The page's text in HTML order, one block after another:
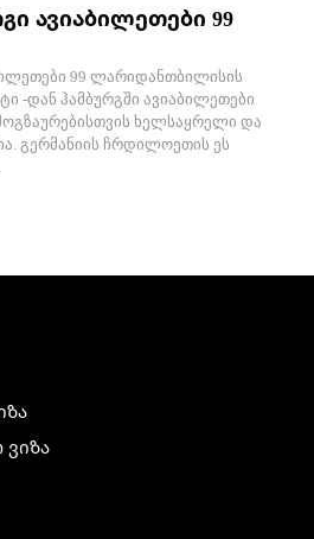
ავიაბილეთები 99
99 ლარიდანთბილისის
-დან ჰამბურგში ავიაბილეთები
ხელსაყრელი და
გერმანიის ჩრდილოეთის ეს